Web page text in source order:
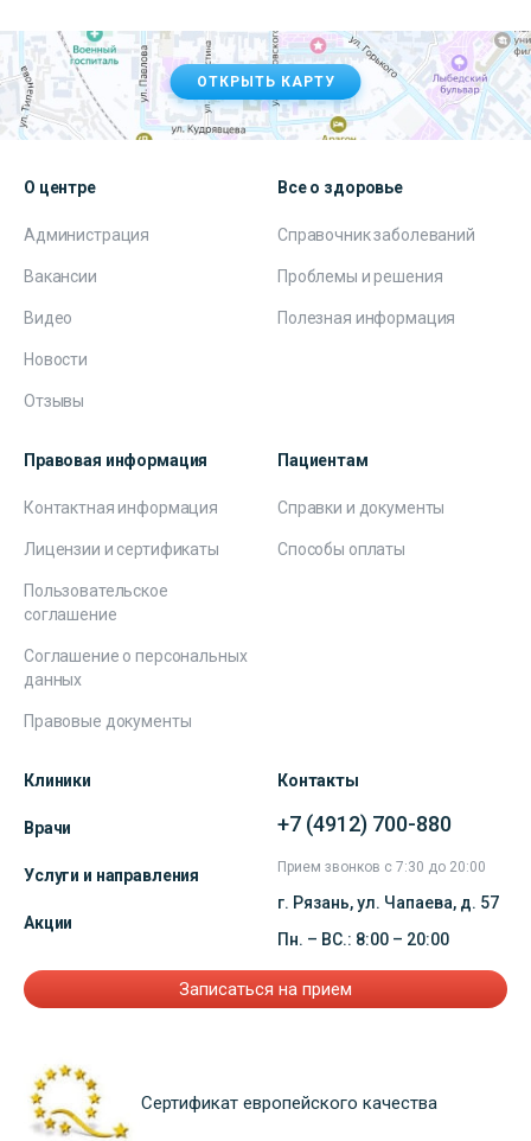
ОТКРЫТЬ КАРТУ
О центре
Администрация
Вакансии
Видео
Новости
Отзывы
Все о здоровье
Справочник заболеваний
Проблемы и решения
Полезная информация
Правовая информация
Контактная информация
Лицензии и сертификаты
Пользовательское
соглашение
Соглашение о персональных
данных
Правовые документы
Пациентам
Справки и документы
Способы оплаты
Клиники
Врачи
Услуги и направления
Акции
Контакты
+7 (4912) 700-880
Прием звонков с 7:30 до 20:00
г. Рязань, ул. Чапаева, д. 57
Пн. – ВС.: 8:00 – 20:00
Записаться на прием
Сертификат европейского качества